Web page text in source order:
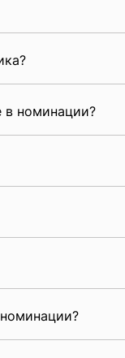
номинации?